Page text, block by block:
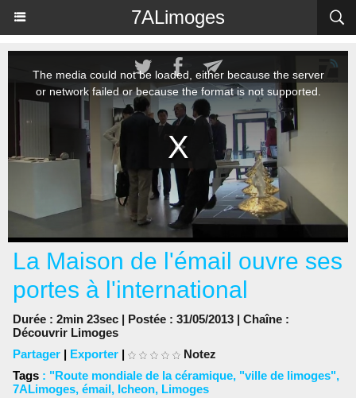
7ALimoges
La Maison de l'émail ouvre ses
portes à l'international
Durée : 2min 23sec | Postée : 31/05/2013 | Chaîne :
Découvrir Limoges
Partager | Exporter |
Notez
Tags : "Route mondiale de la céramique, "ville de limoges",
7ALimoges, émail, Icheon, Limoges